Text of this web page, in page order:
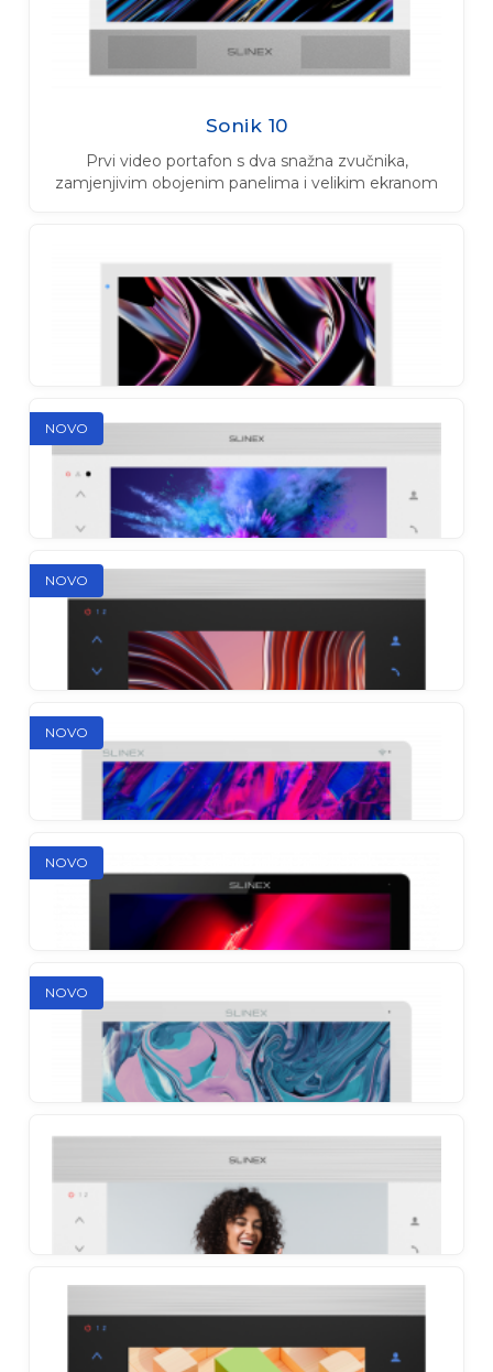
Sonik 10
Prvi video portafon s dva snažna zvučnika,
zamjenjivim obojenim panelima i velikim ekranom
Sonik 7
Prvi video portafon s dva snažna zvučnika i
zamjenjivim prednjim pločama u upečatljivim
NOVO
Vodeći video portafon s prosljeđivanjem poziva na
pametni telefon, podrškom za quad i MP3
NOVO
Moderni video portafon s prosljeđivanjem poziva na
pametni telefon
NOVO
Slinex Nexo 7 Cloud
Compact minimalism with full smartphone control
NOVO
Slinex Nexo 10
Large display – full control over every detail
NOVO
touchscreen control and crystal-clear video